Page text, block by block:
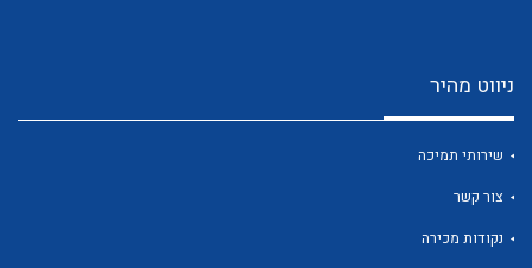
לכל מוצרי היצרן
ניווט מהיר
שירותי תמיכה
צור קשר
נקודות מכירה